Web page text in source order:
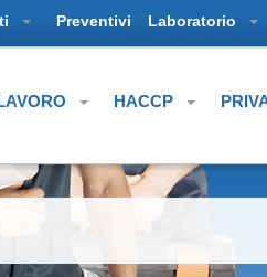
Preventivi Laboratorio
HACCP